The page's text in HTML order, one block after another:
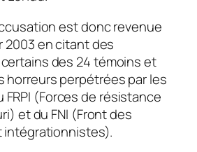
est donc revenue
2003 en citant des
des 24 témoins et
horreurs perpétrées par les
(Forces de résistance
et du FNI (Front des